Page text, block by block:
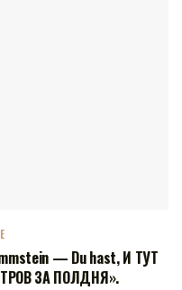
— Du hast, И ТУТ
ЗА ПОЛДНЯ».